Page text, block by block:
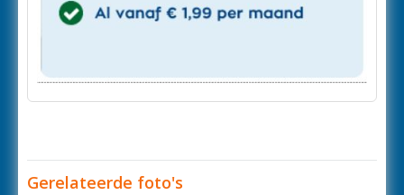
Gerelateerde foto's